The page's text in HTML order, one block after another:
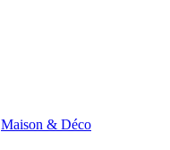
Maison & Déco